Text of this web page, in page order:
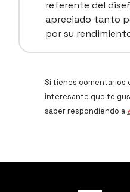
referente del
apreciado tanto
por su
Si tienes comentarios
interesante que te
saber respondiendo a